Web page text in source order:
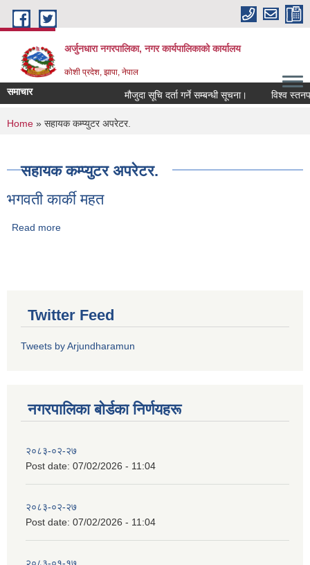
Skip to main content
अर्जुनधारा नगरपालिका, नगर कार्यपालिकाको कार्यालय
कोशी प्रदेश, झापा, नेपाल
समाचार मौजुदा सूचि दर्ता गर्ने सम्बन्धी सूचना। विश्व
You are here
Home » सहायक कम्प्युटर अपरेटर.
सहायक कम्प्युटर अपरेटर.
भगवती कार्की महत
Read more
Twitter Feed
Tweets by Arjundharamun
नगरपालिका बाेर्डका निर्णयहरू
२०८३-०२-२७
Post date: 07/02/2026 - 11:04
२०८३-०२-२७
Post date: 07/02/2026 - 11:04